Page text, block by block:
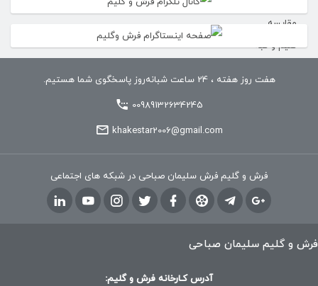
هفت روز هفته ، 24 ساعت شبانه‌روز پاسخگوی شما هستیم.
00989132634245
khakestar2006@gmail.com
فرش و گلیم فرش سلیمان صباحی در شبکه های اجتماعی
فرش و گلیم سلیمان صباحی
آدرس کـارخانه فرش و گلیم: